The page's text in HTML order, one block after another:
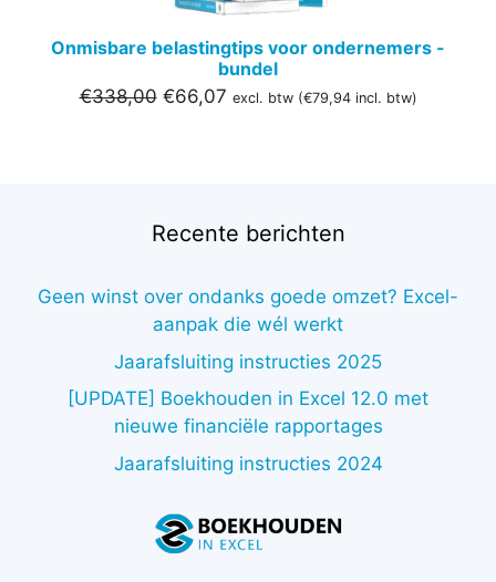
Onmisbare belastingtips voor ondernemers -
bundel
€338,00 Oorspronkelijke
€66,07Huidige
excl. btw (€79,94incl. btw)
Recente berichten
Geen winst over ondanks goede omzet? Excel-
aanpak die wél werkt
Jaarafsluiting instructies 2025
[UPDATE] Boekhouden in Excel 12.0 met
nieuwe financiële rapportages
Jaarafsluiting instructies 2024